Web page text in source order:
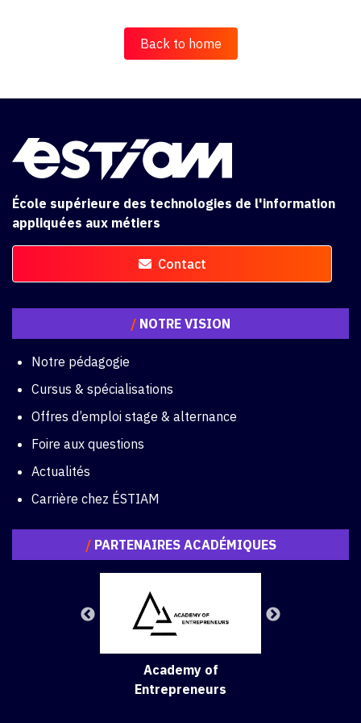
Back to home
École supérieure des technologies de l'information
appliquées aux métiers
Contact
/ NOTRE VISION
Notre pédagogie
Cursus & spécialisations
Offres d’emploi stage & alternance
Foire aux questions
Actualités
Carrière chez ÉSTIAM
/PARTENAIRES ACADÉMIQUES
Academy of
Entrepreneurs